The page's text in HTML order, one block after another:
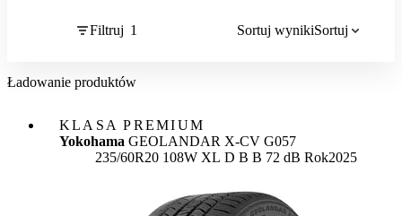
Filtruj 1 Sortuj wynikiSortuj
Ładowanie produktów
KLASA PREMIUM
Yokohama GEOLANDAR X-CV G057
235/60R20 108W XL Etykieta:
D B B 72 dB Rok2025